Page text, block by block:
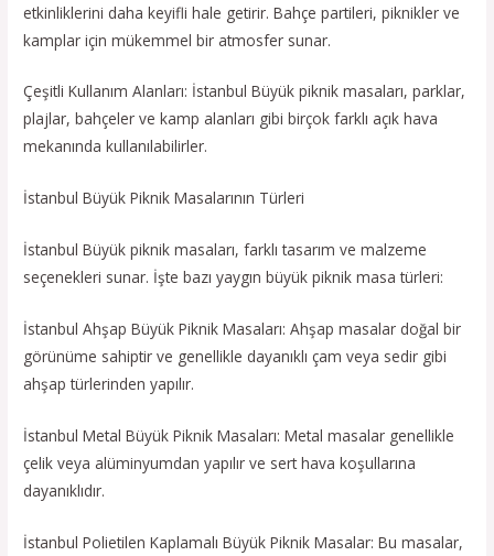
etkinliklerini daha keyifli hale getirir. Bahçe partileri, piknikler ve
kamplar için mükemmel bir atmosfer sunar.
Çeşitli Kullanım Alanları: İstanbul Büyük piknik masaları, parklar,
plajlar, bahçeler ve kamp alanları gibi birçok farklı açık hava
mekanında kullanılabilirler.
İstanbul Büyük Piknik Masalarının Türleri
İstanbul Büyük piknik masaları, farklı tasarım ve malzeme
seçenekleri sunar. İşte bazı yaygın büyük piknik masa türleri:
İstanbul Ahşap Büyük Piknik Masaları: Ahşap masalar doğal bir
görünüme sahiptir ve genellikle dayanıklı çam veya sedir gibi
ahşap türlerinden yapılır.
İstanbul Metal Büyük Piknik Masaları: Metal masalar genellikle
çelik veya alüminyumdan yapılır ve sert hava koşullarına
dayanıklıdır.
İstanbul Polietilen Kaplamalı Büyük Piknik Masalar: Bu masalar,